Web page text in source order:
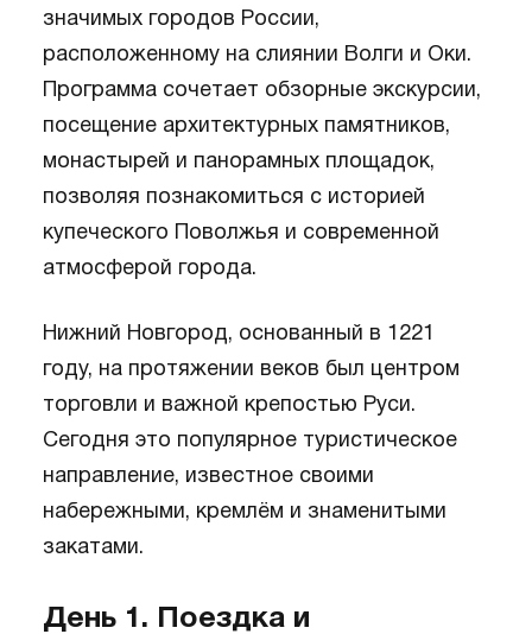
значимых городов России,
расположенному на слиянии Волги и Оки.
Программа сочетает обзорные экскурсии,
посещение архитектурных памятников,
монастырей и панорамных площадок,
позволяя познакомиться с историей
купеческого Поволжья и современной
атмосферой города.
Нижний Новгород, основанный в 1221
году, на протяжении веков был центром
торговли и важной крепостью Руси.
Сегодня это популярное туристическое
направление, известное своими
набережными, кремлём и знаменитыми
закатами.
День 1. Поездка и